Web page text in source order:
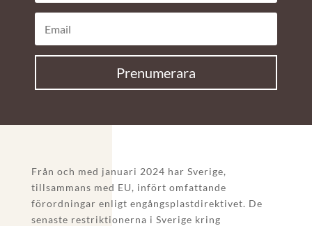
Prenumerara
Från och med januari 2024 har Sverige,
tillsammans med EU, infört omfattande
förordningar enligt engångsplastdirektivet. De
senaste restriktionerna i Sverige kring